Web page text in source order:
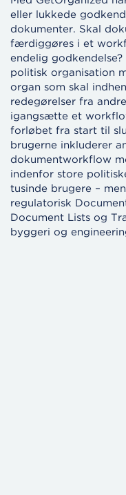
eller lukkede
dokumenter. Skal
færdiggøres i et
endelig
politisk organisation
organ som skal
redegørelser fra
igangsætte et
forløbet fra start til
brugerne inkluderer
dokumentworkflow
indenfor store
tusinde brugere –
regulatorisk
Document Lists og
byggeri og